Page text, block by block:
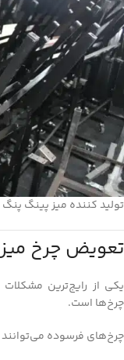
تولید کننده میز پینگ
تعویض چرخ
یکی از رایج‌ترین
چرخ‌ها است.
چرخ‌های فرسوده می‌توانند